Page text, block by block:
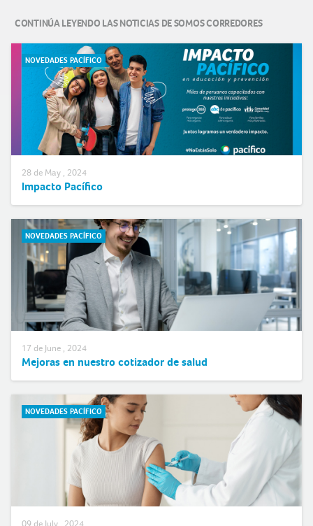
CONTINÚA LEYENDO LAS NOTICIAS DE SOMOS CORREDORES
NOVEDADES PACÍFICO
28 de May , 2024
Impacto Pacífico
NOVEDADES PACÍFICO
17 de June , 2024
Mejoras en nuestro cotizador de salud
NOVEDADES PACÍFICO
09 de July , 2024